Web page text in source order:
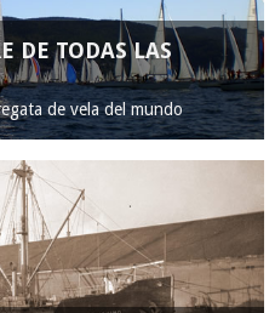
DE TODAS LAS
de vela del mundo